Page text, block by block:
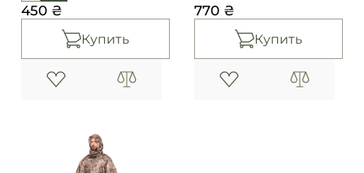
450 ₴
Купить
770 ₴
Купить